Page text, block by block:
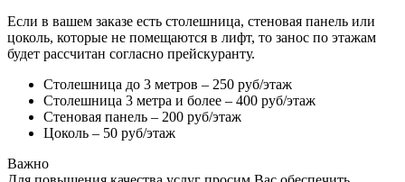
Если в вашем заказе есть столешница, стеновая панель или
цоколь, которые не помещаются в лифт, то занос по этажам
будет рассчитан согласно прейскуранту.
Столешница до 3 метров – 250 руб/этаж
Столешница 3 метра и более – 400 руб/этаж
Стеновая панель – 200 руб/этаж
Цоколь – 50 руб/этаж
Важно